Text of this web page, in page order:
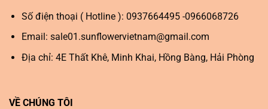
Số điện thoại ( Hotline ): 0937664495 -0966068726
Email: sale01.sunflowervietnam@gmail.com
Địa chỉ: 4E Thất Khê, Minh Khai, Hồng Bàng, Hải Phòng
VỀ CHÚNG TÔI